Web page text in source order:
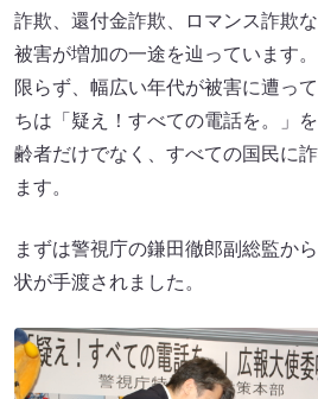
詐欺、還付金詐欺、ロマンス詐欺
被害が増加の一途を辿っています
限らず、幅広い年代が被害に遭っ
ちは「疑え！すべての電話を。」
齢者だけでなく、すべての国民に
ます。
まずは警視庁の鎌田徹郎副総監か
状が手渡されました。